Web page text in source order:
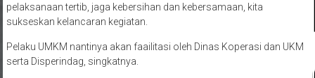
pelaksanaan tertib, jaga kebersihan dan kebersamaan, kita
sukseskan kelancaran kegiatan.
Pelaku UMKM nantinya akan faailitasi oleh Dinas Koperasi dan UKM
serta Disperindag, singkatnya.